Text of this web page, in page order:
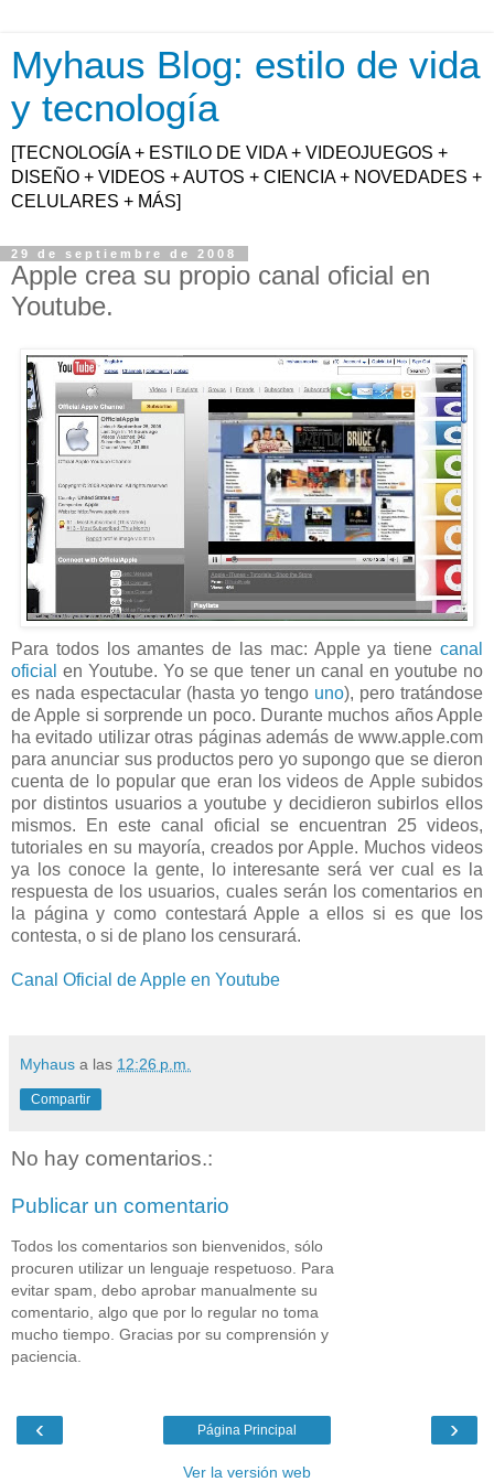
Myhaus Blog: estilo de vida
y tecnología
[TECNOLOGÍA + ESTILO DE VIDA + VIDEOJUEGOS +
DISEÑO + VIDEOS + AUTOS + CIENCIA + NOVEDADES +
CELULARES + MÁS]
29 de septiembre de 2008
Apple crea su propio canal oficial en
Youtube.
Para todos los amantes de las mac: Apple ya tiene canal
oficial en Youtube. Yo se que tener un canal en youtube no
es nada espectacular (hasta yo tengo uno), pero tratándose
de Apple si sorprende un poco. Durante muchos años Apple
ha evitado utilizar otras páginas además de www.apple.com
para anunciar sus productos pero yo supongo que se dieron
cuenta de lo popular que eran los videos de Apple subidos
por distintos usuarios a youtube y decidieron subirlos ellos
mismos. En este canal oficial se encuentran 25 videos,
tutoriales en su mayoría, creados por Apple. Muchos videos
ya los conoce la gente, lo interesante será ver cual es la
respuesta de los usuarios, cuales serán los comentarios en
la página y como contestará Apple a ellos si es que los
contesta, o si de plano los censurará.
Canal Oficial de Apple en Youtube
Myhaus a las 12:26 p.m.
Compartir
No hay comentarios.:
Publicar un comentario
Todos los comentarios son bienvenidos, sólo
procuren utilizar un lenguaje respetuoso. Para
evitar spam, debo aprobar manualmente su
comentario, algo que por lo regular no toma
mucho tiempo. Gracias por su comprensión y
paciencia.
‹ ›
Página Principal
Ver la versión web